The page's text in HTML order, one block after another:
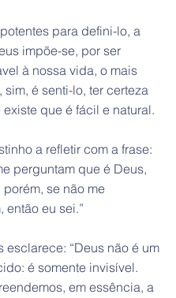
para defini-lo, a
impõe-se, por ser
à nossa vida, o mais
sim, é senti-lo, ter certeza
que é fácil e natural.
a refletir com a frase:
perguntam que é Deus,
porém, se não me
então eu sei.”
esclarece: “Deus não é um
é somente invisível.
em essência, a